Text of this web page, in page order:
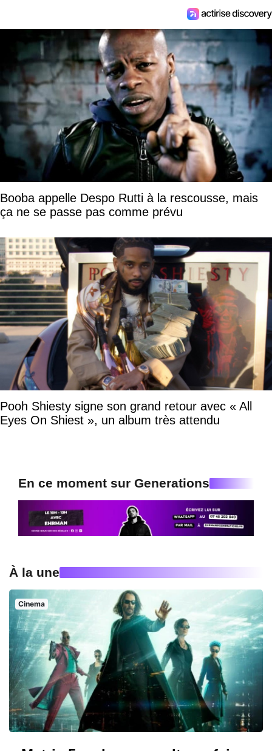
Booba appelle Despo Rutti à la rescousse, mais
ça ne se passe pas comme prévu
Pooh Shiesty signe son grand retour avec « All
Eyes On Shiest », un album très attendu
En ce moment sur Generations
À la une
Cinema